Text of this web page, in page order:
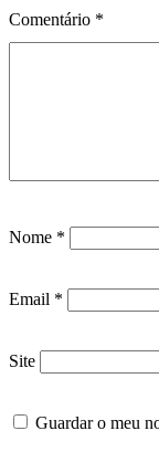
Comentário *
Nome *
Email *
Site
Guardar o meu